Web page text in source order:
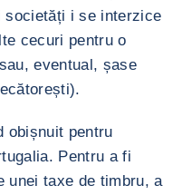
societăți i se interzice
cecuri pentru o
eventual, șase
obișnuit pentru
Pentru a fi
unei taxe de timbru, a